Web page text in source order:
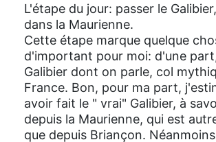
L'étape du jour: passer le
dans la Maurienne.
Cette étape marque quelque
d'important pour moi: d'une
Galibier dont on parle, col
France. Bon, pour ma part,
avoir fait le " vrai" Galibier, à
depuis la Maurienne, qui est
que depuis Briançon.